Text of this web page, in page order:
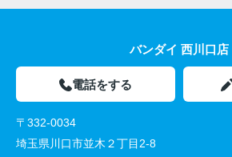
バンダイ 西川口店
電話をする
〒332-0034
埼玉県川口市並木２丁目2-8